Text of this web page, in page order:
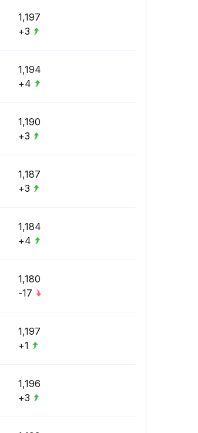
1,197
+3
1,194
+4
1,190
+3
1,187
+3
1,184
+4
1,180
-17
1,197
+1
1,196
+3